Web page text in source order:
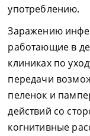
употреблению.
Заражению
работающие в
клиниках по
передачи
пеленок и
действий со
когнитивные